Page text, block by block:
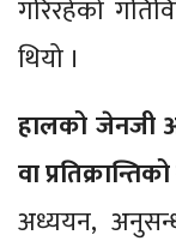
गरिरहेको
थियो ।
हालको जेनजी
वा
अध्ययन,